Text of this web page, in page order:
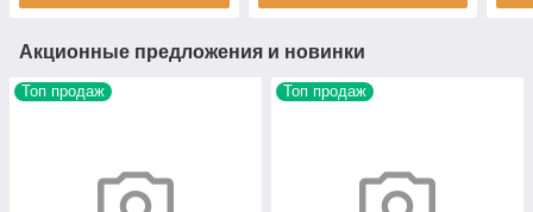
Акционные предложения и новинки
Топ продаж Топ продаж